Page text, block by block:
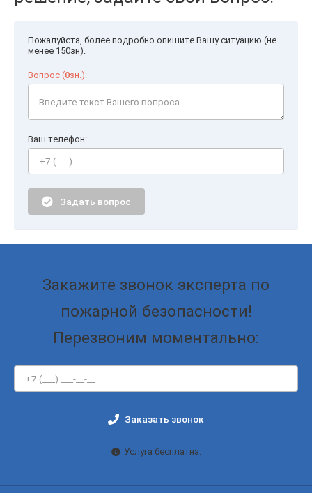
Пожалуйста, более подробно опишите Вашу ситуацию (не
менее 150зн).
Вопрос (0зн.):
Ваш телефон:
Задать вопрос
Закажите звонок эксперта по
пожарной безопасности!
Перезвоним моментально:
Заказать звонок
Услуга бесплатна.